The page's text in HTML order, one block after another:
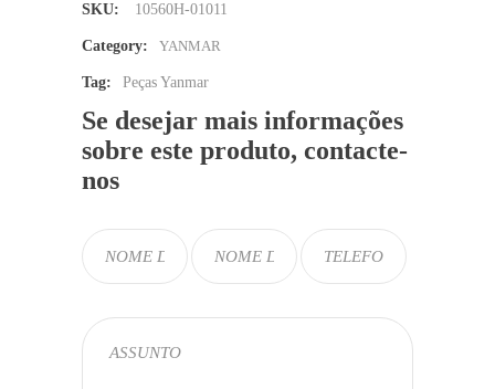
SKU: 10560H-01011
Category: YANMAR
Tag: Peças Yanmar
Se desejar mais informações
sobre este produto, contacte-
nos